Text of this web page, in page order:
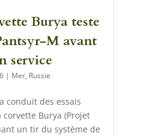
Burya teste
M avant
service
| Mer, Russie
conduit des essais
Burya (Projet
un tir du système de